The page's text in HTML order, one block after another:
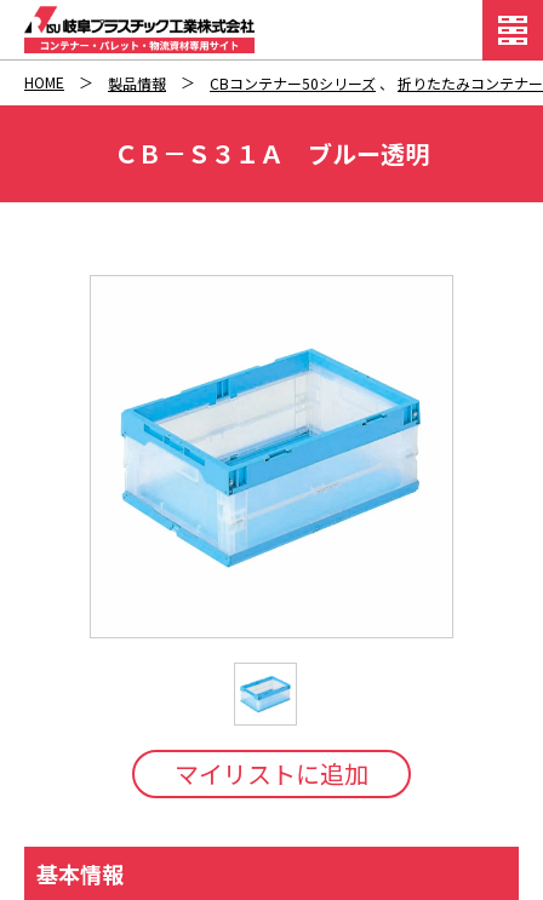
HOME 製品情報 CBコンテナー50シリーズ 、 折りたたみコンテナー
ＣＢ－Ｓ３１Ａ ブルー透明
マイリストに追加
基本情報